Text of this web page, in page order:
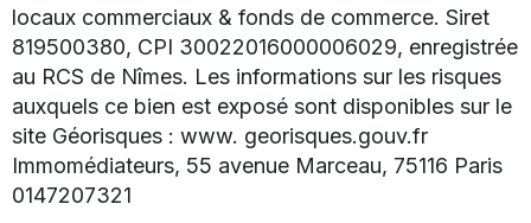
locaux commerciaux & fonds de commerce. Siret
819500380, CPI 30022016000006029, enregistrée
au RCS de Nîmes. Les informations sur les risques
auxquels ce bien est exposé sont disponibles sur le
site Géorisques : www. georisques.gouv.fr
Immomédiateurs, 55 avenue Marceau, 75116 Paris
0147207321